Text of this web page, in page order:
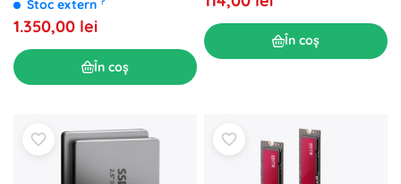
Stoc extern
1.350,00 lei
În coș
În coș